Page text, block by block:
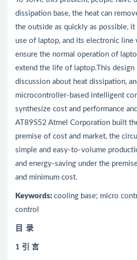
dissipation base, the heat can
the outside as quickly as possible,
use of laptop, and its electronic
ensure the normal operation of
extend the life of laptop.This design
discussion about heat dissipation,
microcontroller-based intelligent
synthesize cost and performance
AT89S52 Atmel Corporation built
premise of cost and market, the
simple and easy-to-volume
and energy-saving under the
and minimum cost.
Keywords: cooling base; micro
control
目 录
1 引 言